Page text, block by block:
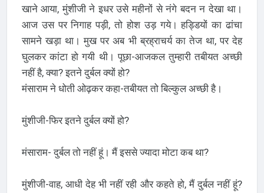
खाने आया, मुंशीजी ने इधर उसे महीनों से नंगे बदन न देखा था।
आज उस पर निगाह पड़ी, तो होश उड़ गये। हड्डियों का ढांचा
सामने खड़ा था। मुख पर अब भी ब्रह्राचर्य का तेज था, पर देह
घुलकर कांटा हो गयी थी। पूछा-आजकल तुम्हारी तबीयत अच्छी
नहीं है, क्या? इतने दुर्बल क्यों हो?
मंसाराम ने धोती ओढ़कर कहा-तबीयत तो बिल्कुल अच्छी है।
मुंशीजी-फिर इतने दुर्बल क्यों हो?
मंसाराम- दुर्बल तो नहीं हूं। मैं इससे ज्यादा मोटा कब था?
मुंशीजी-वाह, आधी देह भी नहीं रही और कहते हो, मैं दुर्बल नहीं हूं?